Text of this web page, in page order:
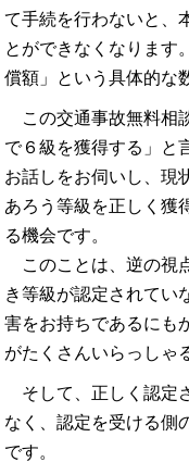
て手続を行わないと、
とができなくなります
償額」という具体的な
この交通事故無料相
で６級を獲得する」と
お話しをお伺いし、現
あろう等級を正しく獲
る機会です。
このことは、逆の視
き等級が認定されてい
害をお持ちであるにも
がたくさんいらっしゃ
そして、正しく認定
なく、認定を受ける側
です。